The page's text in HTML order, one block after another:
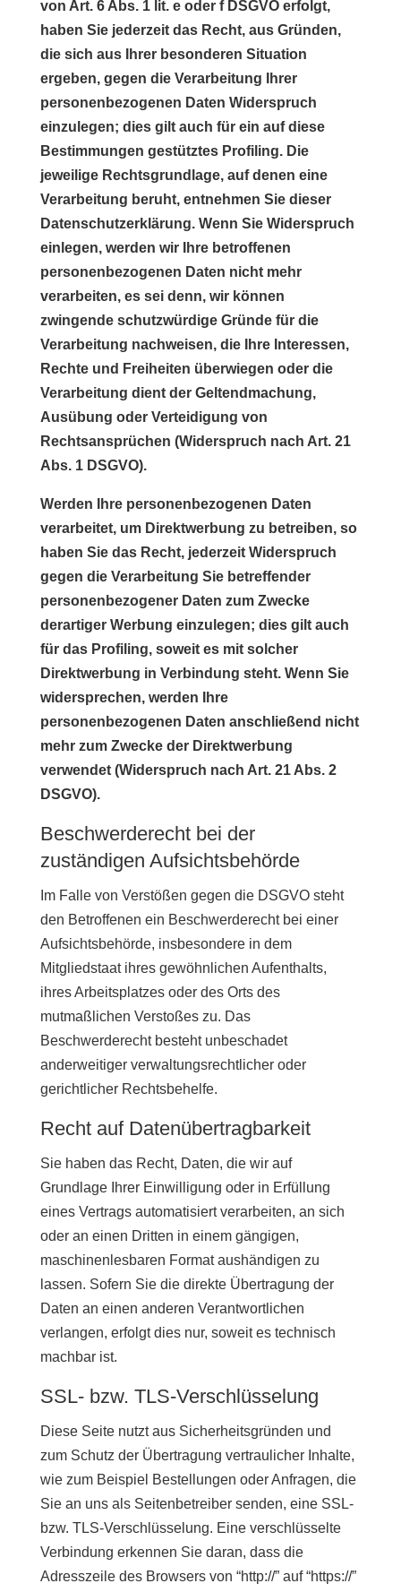
von Art. 6 Abs. 1 lit. e oder f DSGVO erfolgt,
haben Sie jederzeit das Recht, aus Gründen,
die sich aus Ihrer besonderen Situation
ergeben, gegen die Verarbeitung Ihrer
personenbezogenen Daten Widerspruch
einzulegen; dies gilt auch für ein auf diese
Bestimmungen gestütztes Profiling. Die
jeweilige Rechtsgrundlage, auf denen eine
Verarbeitung beruht, entnehmen Sie dieser
Datenschutzerklärung. Wenn Sie Widerspruch
einlegen, werden wir Ihre betroffenen
personenbezogenen Daten nicht mehr
verarbeiten, es sei denn, wir können
zwingende schutzwürdige Gründe für die
Verarbeitung nachweisen, die Ihre Interessen,
Rechte und Freiheiten überwiegen oder die
Verarbeitung dient der Geltendmachung,
Ausübung oder Verteidigung von
Rechtsansprüchen (Widerspruch nach Art. 21
Abs. 1 DSGVO).
Werden Ihre personenbezogenen Daten
verarbeitet, um Direktwerbung zu betreiben, so
haben Sie das Recht, jederzeit Widerspruch
gegen die Verarbeitung Sie betreffender
personenbezogener Daten zum Zwecke
derartiger Werbung einzulegen; dies gilt auch
für das Profiling, soweit es mit solcher
Direktwerbung in Verbindung steht. Wenn Sie
widersprechen, werden Ihre
personenbezogenen Daten anschließend nicht
mehr zum Zwecke der Direktwerbung
verwendet (Widerspruch nach Art. 21 Abs. 2
DSGVO).
Beschwerderecht bei der
zuständigen Aufsichtsbehörde
Im Falle von Verstößen gegen die DSGVO steht
den Betroffenen ein Beschwerderecht bei einer
Aufsichtsbehörde, insbesondere in dem
Mitgliedstaat ihres gewöhnlichen Aufenthalts,
ihres Arbeitsplatzes oder des Orts des
mutmaßlichen Verstoßes zu. Das
Beschwerderecht besteht unbeschadet
anderweitiger verwaltungsrechtlicher oder
gerichtlicher Rechtsbehelfe.
Recht auf Datenübertragbarkeit
Sie haben das Recht, Daten, die wir auf
Grundlage Ihrer Einwilligung oder in Erfüllung
eines Vertrags automatisiert verarbeiten, an sich
oder an einen Dritten in einem gängigen,
maschinenlesbaren Format aushändigen zu
lassen. Sofern Sie die direkte Übertragung der
Daten an einen anderen Verantwortlichen
verlangen, erfolgt dies nur, soweit es technisch
machbar ist.
SSL- bzw. TLS-Verschlüsselung
Diese Seite nutzt aus Sicherheitsgründen und
zum Schutz der Übertragung vertraulicher Inhalte,
wie zum Beispiel Bestellungen oder Anfragen, die
Sie an uns als Seitenbetreiber senden, eine SSL-
bzw. TLS-Verschlüsselung. Eine verschlüsselte
Verbindung erkennen Sie daran, dass die
Adresszeile des Browsers von “http://” auf “https://”